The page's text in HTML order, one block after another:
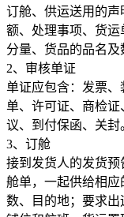
订舱、供运送用的
额、处理事项、货
分量、货品的品名及
2、审核单证
单证应包含：发票
单、许可证、商检
议、到付保函、关封
3、订舱
接到发货人的发货
舱单，一起供给相
数、目的地；要求